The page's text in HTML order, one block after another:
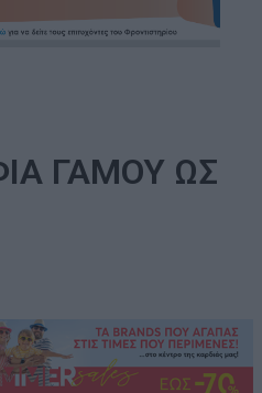
ΓΑΜΟΥ ΩΣ